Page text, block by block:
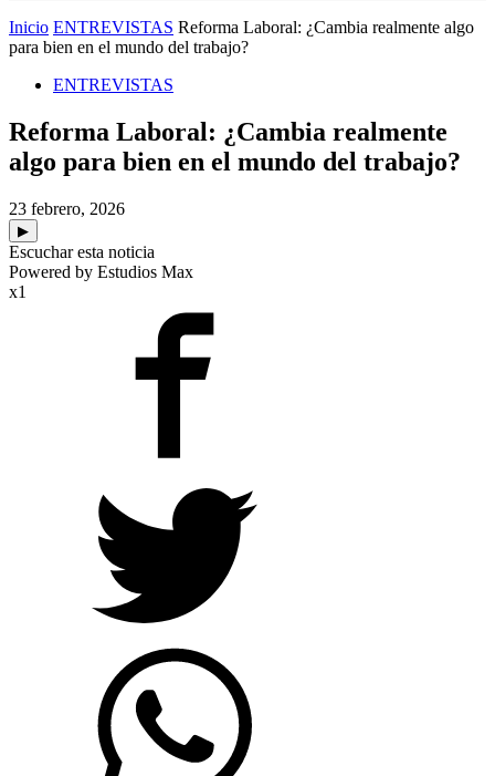
Inicio ENTREVISTAS Reforma Laboral: ¿Cambia realmente algo
para bien en el mundo del trabajo?
ENTREVISTAS
Reforma Laboral: ¿Cambia realmente
algo para bien en el mundo del trabajo?
23 febrero, 2026
▶
Escuchar esta noticia
Powered by Estudios Max
x1